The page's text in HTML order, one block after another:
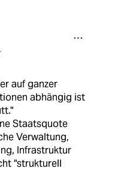
auf ganzer
abhängig ist
Staatsquote
Verwaltung,
Infrastruktur
"strukturell